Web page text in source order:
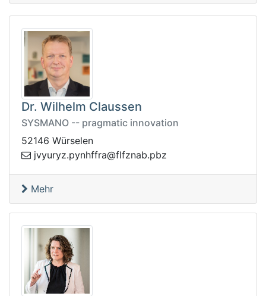
Dr. Wilhelm Claussen
SYSMANO -- pragmatic innovation
52146 Würselen
zbp.banzflf@arffhnyp.zyru
yvj
Mehr